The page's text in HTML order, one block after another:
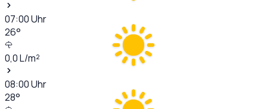
07:00Uhr
26°
0,0L/m²
08:00Uhr
28°